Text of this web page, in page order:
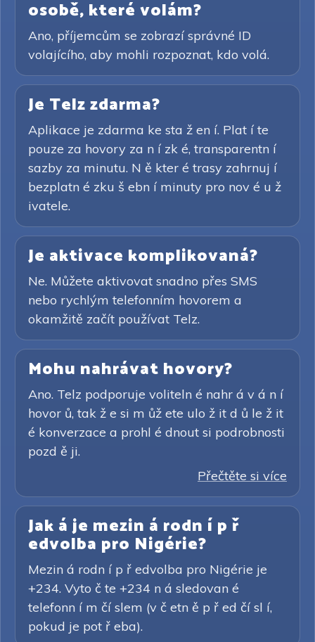
osobě, které volám?
Ano, příjemcům se zobrazí správné ID
volajícího, aby mohli rozpoznat, kdo volá.
Je Telz zdarma?
Aplikace je zdarma ke sta ž en í. Plat í te
pouze za hovory za n í zk é, transparentn í
sazby za minutu. N ě kter é trasy zahrnuj í
bezplatn é zku š ebn í minuty pro nov é u ž
ivatele.
Je aktivace komplikovaná?
Ne. Můžete aktivovat snadno přes SMS
nebo rychlým telefonním hovorem a
okamžitě začít používat Telz.
Mohu nahrávat hovory?
Ano. Telz podporuje voliteln é nahr á v á n í
hovor ů, tak ž e si m ůž ete ulo ž it d ů le ž it
é konverzace a prohl é dnout si podrobnosti
pozd ě ji.
Přečtěte si více
Jak á je mezin á rodn í p ř
edvolba pro Nigérie?
Mezin á rodn í p ř edvolba pro Nigérie je
+234. Vyto č te +234 n á sledovan é
telefonn í m čí slem (v č etn ě p ř ed čí sl í,
pokud je pot ř eba).